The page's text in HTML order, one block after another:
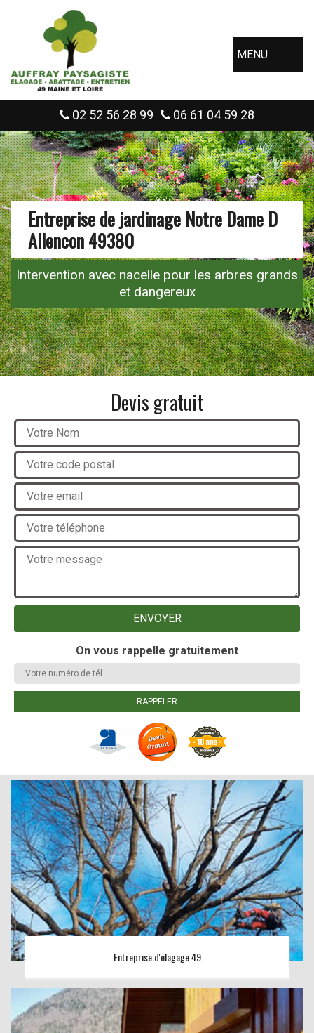
MENU
02 52 56 28 99 06 61 04 59 28
Entreprise de jardinage Notre Dame D
Allencon 49380
Intervention avec nacelle pour les arbres grands
et dangereux
Devis gratuit
On vous rappelle gratuitement
Entreprise d'élagage 49